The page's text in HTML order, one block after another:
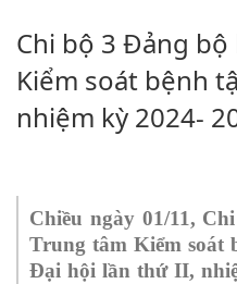
Chi bộ 3 Đảng
Kiểm soát bệnh
nhiệm kỳ 2024-
Chiều ngày 01/11,
Trung tâm Kiểm soát
Đại hội lần thứ II,